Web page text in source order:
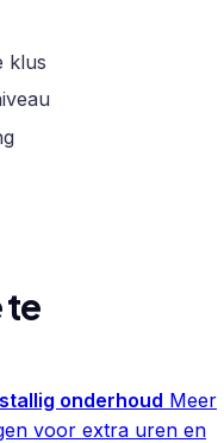
klus
te
onderhoud Meer
voor extra uren en